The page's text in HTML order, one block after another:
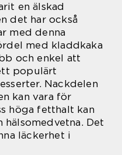
en älskad
det har också
med denna
med kladdkaka
och enkel att
populärt
Nackdelen
kan vara för
höga fetthalt kan
Det
läckerhet i